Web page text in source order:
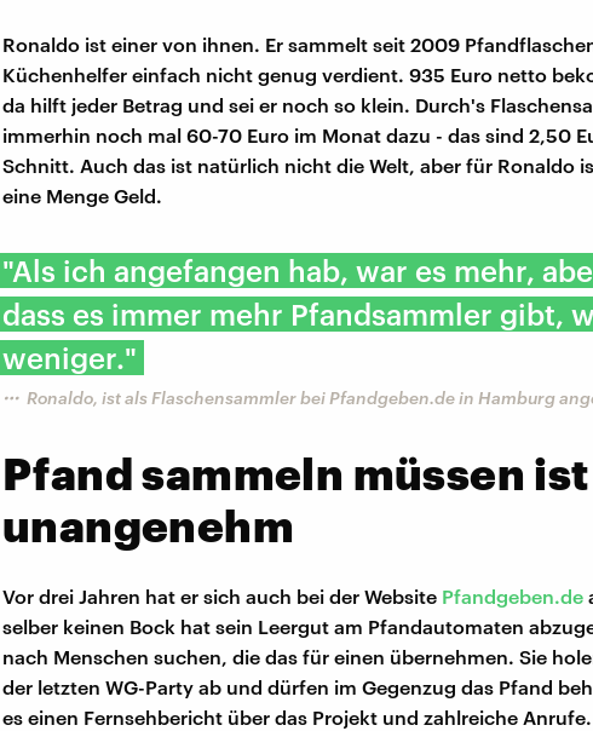
Ronaldo ist einer von ihnen. Er sammelt seit 2009
Küchenhelfer einfach nicht genug verdient. 935 Euro netto
da hilft jeder Betrag und sei er noch so klein. Durch's
immerhin noch mal 60-70 Euro im Monat dazu - das sind 2,50
Schnitt. Auch das ist natürlich nicht die Welt, aber für Ronaldo
eine Menge Geld.
"Als ich angefangen hab, war es mehr,
dass es immer mehr Pfandsammler gibt,
weniger."
Ronaldo, ist als Flaschensammler bei Pfandgeben.de in Hamburg
Pfand sammeln müssen ist
unangenehm
Vor drei Jahren hat er sich auch bei der Website Pfandgeben.de
selber keinen Bock hat sein Leergut am Pfandautomaten
nach Menschen suchen, die das für einen übernehmen. Sie
der letzten WG-Party ab und dürfen im Gegenzug das Pfand
es einen Fernsehbericht über das Projekt und zahlreiche